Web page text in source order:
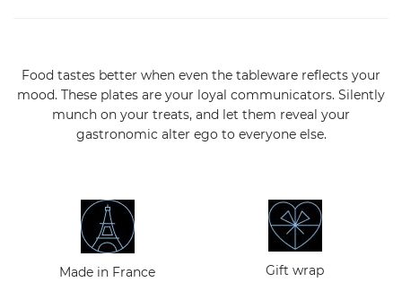
Food tastes better when even the tableware reflects your
mood. These plates are your loyal communicators. Silently
munch on your treats, and let them reveal your
gastronomic alter ego to everyone else.
Made in France Gift wrap